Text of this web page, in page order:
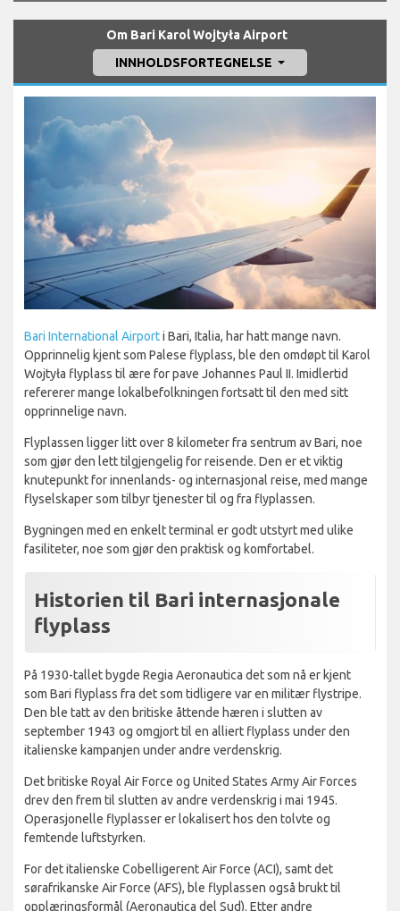
Om Bari Karol Wojtyła Airport
INNHOLDSFORTEGNELSE
Bari International Airporti Bari, Italia, har hatt mange navn.
Opprinnelig kjent som Palese flyplass, ble den omdøpt til Karol
Wojtyła flyplass til ære for pave Johannes Paul II. Imidlertid
refererer mange lokalbefolkningen fortsatt til den med sitt
opprinnelige navn.
Flyplassen ligger litt over 8 kilometer fra sentrum av Bari, noe
som gjør den lett tilgjengelig for reisende. Den er et viktig
knutepunkt for innenlands- og internasjonal reise, med mange
flyselskaper som tilbyr tjenester til og fra flyplassen.
Bygningen med en enkelt terminal er godt utstyrt med ulike
fasiliteter, noe som gjør den praktisk og komfortabel.
Historien til Bari internasjonale
flyplass
På 1930-tallet bygde Regia Aeronautica det som nå er kjent
som Bari flyplass fra det som tidligere var en militær flystripe.
Den ble tatt av den britiske åttende hæren i slutten av
september 1943 og omgjort til en alliert flyplass under den
italienske kampanjen under andre verdenskrig.
Det britiske Royal Air Force og United States Army Air Forces
drev den frem til slutten av andre verdenskrig i mai 1945.
Operasjonelle flyplasser er lokalisert hos den tolvte og
femtende luftstyrken.
For det italienske Cobelligerent Air Force (ACI), samt det
sørafrikanske Air Force (AFS), ble flyplassen også brukt til
opplæringsformål (Aeronautica del Sud). Etter andre